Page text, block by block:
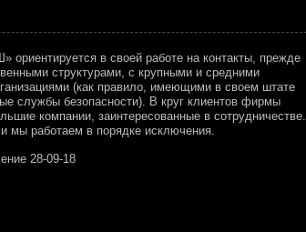
ориентируется в своей работе на контакты, прежде
структурами, с крупными и средними
(как правило, имеющими в своем штате
службы безопасности). В круг клиентов фирмы
компании, заинтересованные в сотрудничестве.
мы работаем в порядке исключения.
28-09-18